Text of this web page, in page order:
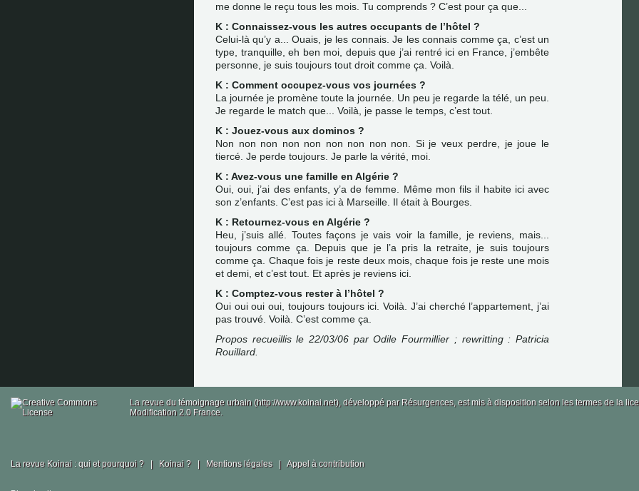
me donne le reçu tous les mois. Tu comprends ? C’est pour ça que...
K : Connaissez-vous les autres occupants de l’hôtel ?
Celui-là qu’y a... Ouais, je les connais. Je les connais comme ça, c’est un
type, tranquille, eh ben moi, depuis que j’ai rentré ici en France, j’embête
personne, je suis toujours tout droit comme ça. Voilà.
K : Comment occupez-vous vos journées ?
La journée je promène toute la journée. Un peu je regarde la télé, un peu.
Je regarde le match que... Voilà, je passe le temps, c’est tout.
K : Jouez-vous aux dominos ?
Non non non non non non non non non. Si je veux perdre, je joue le
tiercé. Je perde toujours. Je parle la vérité, moi.
K : Avez-vous une famille en Algérie ?
Oui, oui, j’ai des enfants, y’a de femme. Même mon fils il habite ici avec
son z’enfants. C’est pas ici à Marseille. Il était à Bourges.
K : Retournez-vous en Algérie ?
Heu, j’suis allé. Toutes façons je vais voir la famille, je reviens, mais...
toujours comme ça. Depuis que je l’a pris la retraite, je suis toujours
comme ça. Chaque fois je reste deux mois, chaque fois je reste une mois
et demi, et c’est tout. Et après je reviens ici.
K : Comptez-vous rester à l’hôtel ?
Oui oui oui oui, toujours toujours ici. Voilà. J’ai cherché l’appartement, j’ai
pas trouvé. Voilà. C’est comme ça.
Propos recueillis le 22/03/06 par Odile Fourmillier ; rewritting : Patricia
Rouillard.
La revue du témoignage urbain (http://www.koinai.net), développé par Résurgences, est mis à disposition selon les termes de la
Modification 2.0 France.
La revue Koinai : qui et pourquoi ? | Koinai ? | Mentions légales | Appel à contribution